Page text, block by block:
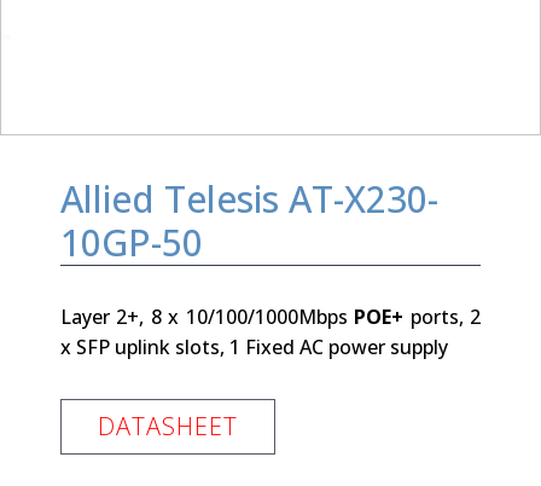
Allied Telesis AT-X230-
10GP-50
Layer 2+, 8 x 10/100/1000Mbps POE+ ports, 2
x SFP uplink slots, 1 Fixed AC power supply
DATASHEET